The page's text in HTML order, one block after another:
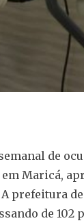
de
em Maricá,
A prefeitura
de 102